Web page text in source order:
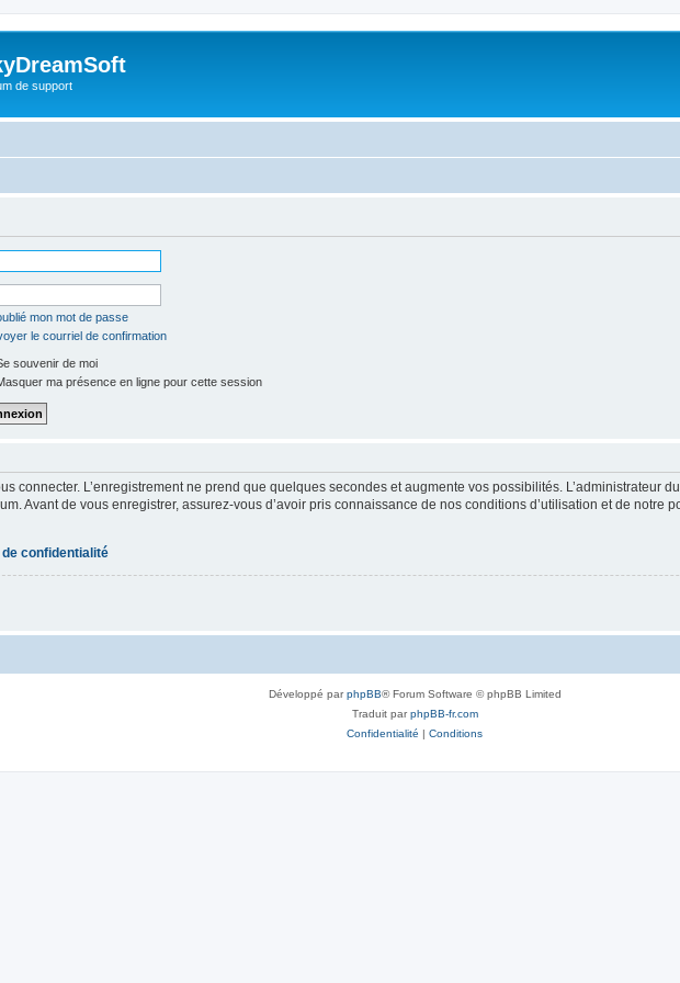
de support
mon mot de passe
le courriel de confirmation
souvenir de moi
ma présence en ligne pour cette session
connecter. L’enregistrement ne prend que quelques secondes et augmente vos possibilités. L’administrateur
Avant de vous enregistrer, assurez-vous d’avoir pris connaissance de nos conditions d’utilisation et de notre
de confidentialité
Développé parphpBB® Forum Software © phpBB Limited
Traduit parphpBB-fr.com
Confidentialité | Conditions